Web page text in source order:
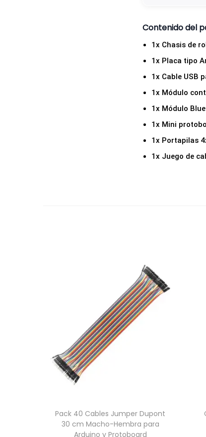
Contenido del
1x Chasis de
1x Placa tipo
1x Cable USB
1x Módulo
1x Módulo
1x Mini
1x Portapilas
1x Juego de
Pack 40 Cables Jumper Dupont
30 cm Macho-Hembra para
Arduino y Protoboard